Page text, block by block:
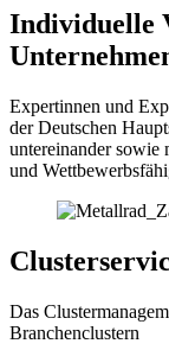
Individuelle
Expertinnen und
der Deutschen
untereinander sowie
und
Das
Branchenclustern